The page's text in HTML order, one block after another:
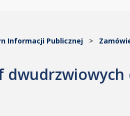
Informacji Publicznej >
dwudrzwiowych